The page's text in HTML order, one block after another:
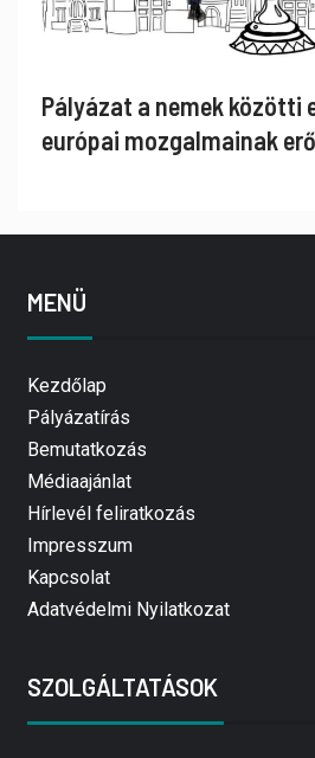
Pályázat a nemek közötti
európai mozgalmainak
MENÜ
Kezdőlap
Pályázatírás
Bemutatkozás
Médiaajánlat
Hírlevél feliratkozás
Impresszum
Kapcsolat
Adatvédelmi Nyilatkozat
SZOLGÁLTATÁSOK